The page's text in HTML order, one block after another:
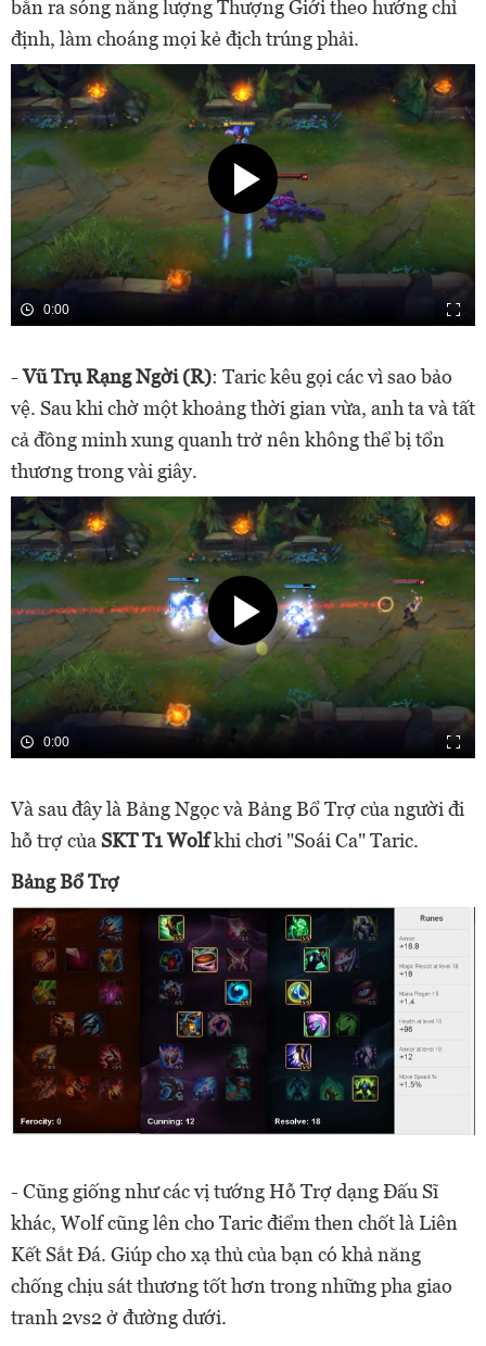
bắn ra sóng năng lượng Thượng Giới theo hướng chỉ
định, làm choáng mọi kẻ địch trúng phải.
0:00
-Vũ Trụ Rạng Ngời (R): Taric kêu gọi các vì sao bảo
vệ. Sau khi chờ một khoảng thời gian vừa, anh ta và tất
cả đồng minh xung quanh trở nên không thể bị tổn
thương trong vài giây.
0:00
Và sau đây là Bảng Ngọc và Bảng Bổ Trợ của người đi
hỗ trợ của SKT T1 Wolfkhi chơi "Soái Ca" Taric.
Bảng Bổ Trợ
- Cũng giống như các vị tướng Hỗ Trợ dạng Đấu Sĩ
khác, Wolf cũng lên cho Taric điểm then chốt là Liên
Kết Sắt Đá. Giúp cho xạ thủ của bạn có khả năng
chống chịu sát thương tốt hơn trong những pha giao
tranh 2vs2 ở đường dưới.